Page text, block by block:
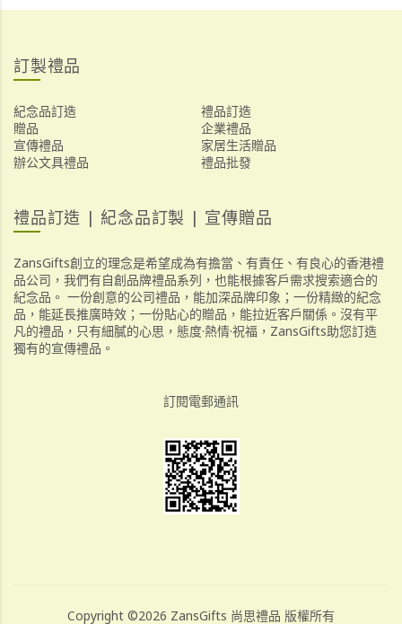
訂製禮品
紀念品訂造
禮品訂造
贈品
企業禮品
宣傳禮品
家居生活贈品
辦公文具禮品
禮品批發
禮品訂造 | 紀念品訂製 | 宣傳贈品
ZansGifts創立的理念是希望成為有擔當、有責任、有良心的香港禮
品公司，我們有自創品牌禮品系列，也能根據客戶需求搜索適合的
紀念品。 一份創意的公司禮品，能加深品牌印象；一份精緻的紀念
品，能延長推廣時效；一份貼心的贈品，能拉近客戶關係。沒有平
凡的禮品，只有細膩的心思，態度·熱情·祝福，ZansGifts助您訂造
獨有的宣傳禮品。
訂閱電郵通訊
Copyright ©2026 ZansGifts 尚思禮品 版權所有